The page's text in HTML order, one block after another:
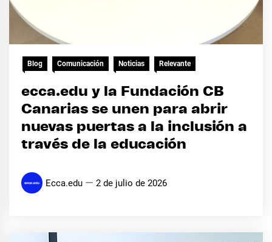
Blog Comunicación Noticias Relevante
ecca.edu y la Fundación CB
Canarias se unen para abrir
nuevas puertas a la inclusión a
través de la educación
Ecca.edu 2 de julio de 2026